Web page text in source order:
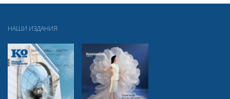
НАШИ ИЗДАНИЯ